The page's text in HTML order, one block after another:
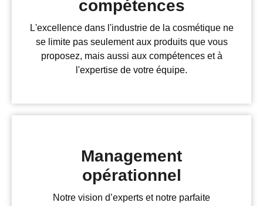
compétences
L'excellence dans l'industrie de la cosmétique ne
se limite pas seulement aux produits que vous
proposez, mais aussi aux compétences et à
l'expertise de votre équipe.
Management
opérationnel
Notre vision d’experts et notre parfaite